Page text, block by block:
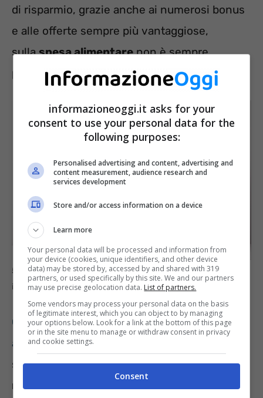
di risparmio, grazie anche ai numerosi bonus
e alle offerte sempre più vantaggiose,
sullaspesa alimentarenon è sempre
possibile tirare le cinghia.
5 segreti per risparmiare subito al supermercato –
informazioneoggi.it
Ci sono dei prodotti il cui prezzo è in costante
aumentoe di cui conviene fare scorta quando
si trovano in offerta, tuttavia lachiave del
risparmio
saper fare la
informazioneoggi.it asks for your
consent to use your personal data for the
following purposes:
Personalised advertising and content, advertising and
content measurement, audience research and
services development
Store and/or access information on a device
Learn more
Your personal data will be processed and information from
your device (cookies, unique identifiers, and other device
data) may be stored by, accessed by and shared with 319
partners, or used specifically by this site. We and our partners
may use precise geolocation data. List of partners.
Some vendors may process your personal data on the basis
of legitimate interest, which you can object to by managing
your options below. Look for a link at the bottom of this page
or in the site menu to manage or withdraw consent in privacy
and cookie settings.
Consent